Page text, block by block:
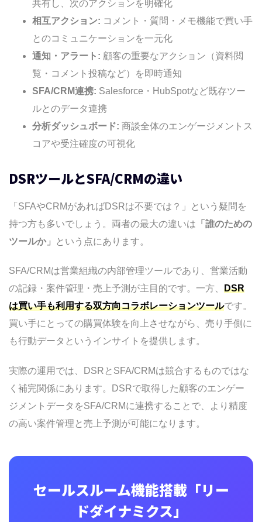
共有し、次のアクションを明確化
相互アクション: コメント・質問・メモ機能で買い手
とのコミュニケーションを一元化
通知・アラート: 顧客の重要なアクション（資料閲
覧・コメント投稿など）を即時通知
SFA/CRM連携: Salesforce・HubSpotなど既存ツー
ルとのデータ連携
分析ダッシュボード: 商談全体のエンゲージメントス
コアや受注確度の可視化
DSRツールとSFA/CRMの違い
「SFAやCRMがあればDSRは不要では？」という疑問を
持つ方も多いでしょう。両者の最大の違いは 「誰のための
ツールか」
という点にあります。
SFA/CRMは営業組織の内部管理ツールであり、営業活動
の記録・案件管理・売上予測が主目的です。一方、 DSR
は買い手も利用する双方向コラボレーションツールです。
買い手にとっての購買体験を向上させながら、売り手側に
も行動データというインサイトを提供します。
実際の運用では、DSRとSFA/CRMは競合するものではな
く補完関係にあります。DSRで取得した顧客のエンゲー
ジメントデータをSFA/CRMに連携することで、より精度
の高い案件管理と売上予測が可能になります。
セールスルーム機能搭載「リー
ドダイナミクス」